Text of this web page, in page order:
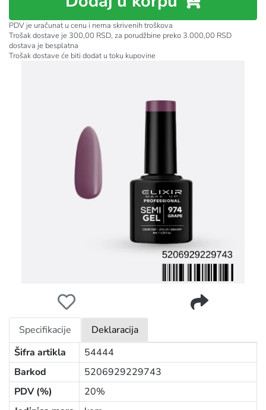
PDV je uračunat u cenu i nema skrivenih troškova
Trošak dostave je 300,00 RSD, za porudžbine preko 3.000,00 RSD
dostava je besplatna
Trošak dostave će biti dodat u toku kupovine
Specifikacije
Deklaracija
Šifra artikla
54444
Barkod
5206929229743
PDV (%)
20%